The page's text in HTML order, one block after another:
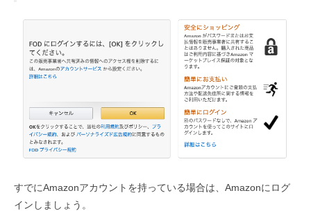
すでにAmazonアカウントを持っている場合は、Amazonにログ
インしましょう。